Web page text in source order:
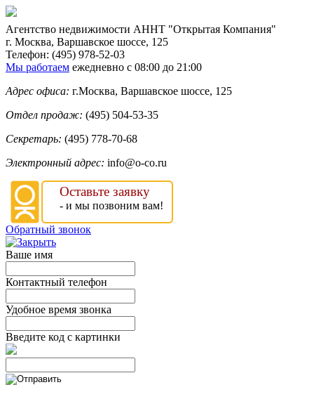
Агентство недвижимости АННТ "Открытая Компания"
г. Москва, Варшавское шоссе, 125
Телефон: (495) 978-52-03
Мы работаем ежедневно с 08:00 до 21:00
Адрес офиса: г.Москва, Варшавское шоссе, 125
Отдел продаж: (495) 504-53-35
Секретарь: (495) 778-70-68
Электронный адрес: info@o-co.ru
Оставьте заявку
- и мы позвоним вам!
Обратный звонок
Ваше имя
Контактный телефон
Удобное время звонка
Введите код с картинки